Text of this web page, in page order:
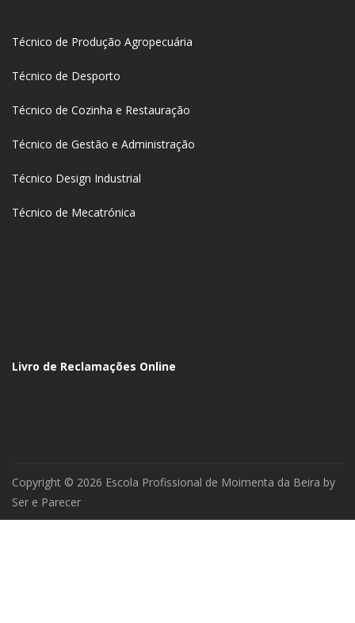
Técnico de Produção Agropecuária
Técnico de Desporto
Técnico de Cozinha e Restauração
Técnico de Gestão e Administração
Técnico Design Industrial
Técnico de Mecatrónica
Livro de Reclamações Online
Copyright © 2026 Escola Profissional de Moimenta da Beira by
Ser e Parecer